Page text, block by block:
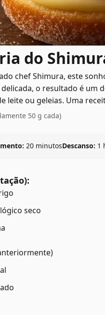
do
chef Shimura, este
o resultado é
leite ou geleias. Uma
50 g cada)
20 minutosDescanso: 1
seco